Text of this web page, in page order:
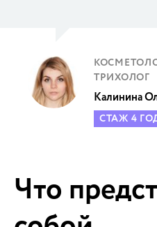
ТРИХОЛОГ
Калинина
СТАЖ 4
Что